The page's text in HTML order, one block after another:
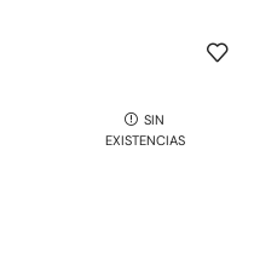
SIN
EXISTENCIAS